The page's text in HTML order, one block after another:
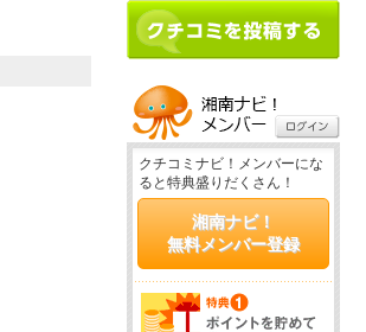
クチコミナビ！メンバーにな
ると特典盛りだくさん！
湘南ナビ！
無料メンバー登録